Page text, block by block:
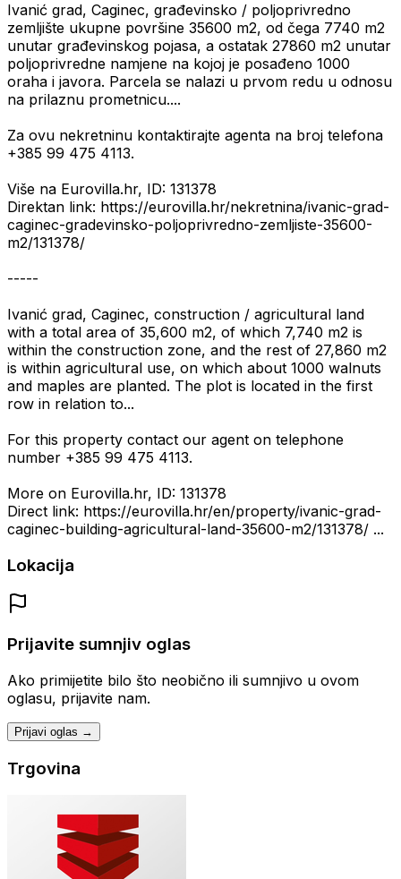
Ivanić grad, Caginec, građevinsko / poljoprivredno
zemljište ukupne površine 35600 m2, od čega 7740 m2
unutar građevinskog pojasa, a ostatak 27860 m2 unutar
poljoprivredne namjene na kojoj je posađeno 1000
oraha i javora. Parcela se nalazi u prvom redu u odnosu
na prilaznu prometnicu....
Za ovu nekretninu kontaktirajte agenta na broj telefona
+385 99 475 4113.
Više na Eurovilla.hr, ID: 131378
Direktan link: https://eurovilla.hr/nekretnina/ivanic-grad-
caginec-gradevinsko-poljoprivredno-zemljiste-35600-
m2/131378/
-----
Ivanić grad, Caginec, construction / agricultural land
with a total area of 35,600 m2, of which 7,740 m2 is
within the construction zone, and the rest of 27,860 m2
is within agricultural use, on which about 1000 walnuts
and maples are planted. The plot is located in the first
row in relation to...
For this property contact our agent on telephone
number +385 99 475 4113.
More on Eurovilla.hr, ID: 131378
Direct link: https://eurovilla.hr/en/property/ivanic-grad-
caginec-building-agricultural-land-35600-m2/131378/ ...
Lokacija
Prijavite sumnjiv oglas
Ako primijetite bilo što neobično ili sumnjivo u ovom
oglasu, prijavite nam.
Prijavi oglas →
Trgovina